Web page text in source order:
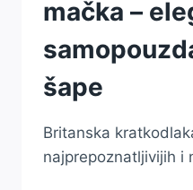
mačka –
šape
Britanska
najprepoznatljivijih i